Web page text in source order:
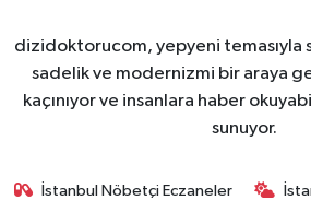
dizidoktorucom, yepyeni temasıyla
sadelik ve modernizmi bir araya
kaçınıyor ve insanlara haber
sunuyor.
İstanbul Nöbetçi Eczaneler